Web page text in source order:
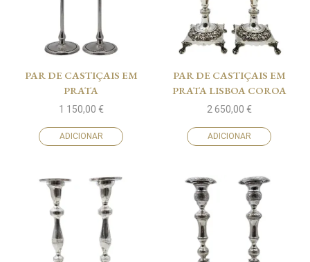
PAR DE CASTIÇAIS EM
PRATA
1 150,00 €
ADICIONAR
PAR DE CASTIÇAIS EM
PRATA LISBOA COROA
2 650,00 €
ADICIONAR